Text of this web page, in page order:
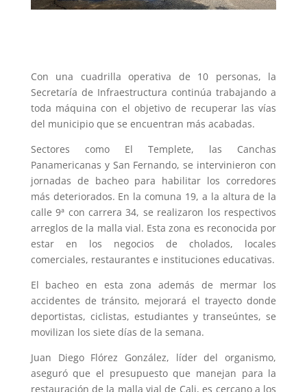
Con una cuadrilla operativa de 10 personas, la
Secretaría de Infraestructura continúa trabajando a
toda máquina con el objetivo de recuperar las vías
del municipio que se encuentran más acabadas.
Sectores como El Templete, las Canchas
Panamericanas y San Fernando, se intervinieron con
jornadas de bacheo para habilitar los corredores
más deteriorados. En la comuna 19, a la altura de la
calle 9ª con carrera 34, se realizaron los respectivos
arreglos de la malla vial. Esta zona es reconocida por
estar en los negocios de cholados, locales
comerciales, restaurantes e instituciones educativas.
El bacheo en esta zona además de mermar los
accidentes de tránsito, mejorará el trayecto donde
deportistas, ciclistas, estudiantes y transeúntes, se
movilizan los siete días de la semana.
Juan Diego Flórez González, líder del organismo,
aseguró que el presupuesto que manejan para la
restauración de la malla vial de Cali, es cercano a los